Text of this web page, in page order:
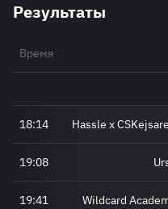
Результаты
Время
18:14 Hassle x
19:08
19:41 Wildcard